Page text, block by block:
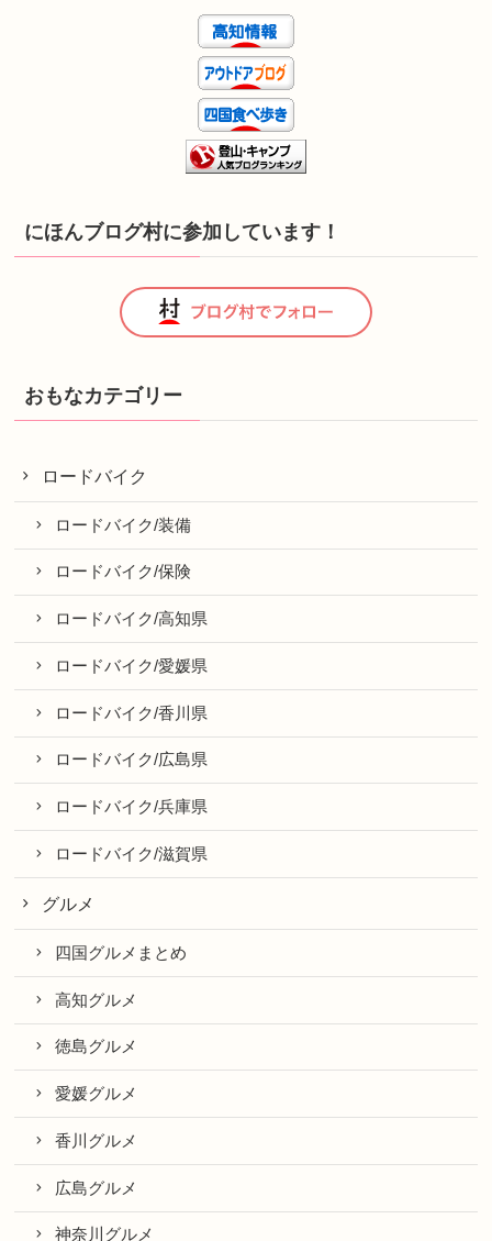
にほんブログ村に参加しています！
おもなカテゴリー
ロードバイク
ロードバイク/装備
ロードバイク/保険
ロードバイク/高知県
ロードバイク/愛媛県
ロードバイク/香川県
ロードバイク/広島県
ロードバイク/兵庫県
ロードバイク/滋賀県
グルメ
四国グルメまとめ
高知グルメ
徳島グルメ
愛媛グルメ
香川グルメ
広島グルメ
神奈川グルメ